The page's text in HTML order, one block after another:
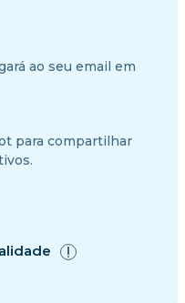
ao seu email em
para compartilhar